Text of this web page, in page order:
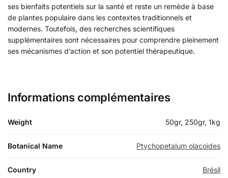
ses bienfaits potentiels sur la santé et reste un remède à base
de plantes populaire dans les contextes traditionnels et
modernes. Toutefois, des recherches scientifiques
supplémentaires sont nécessaires pour comprendre pleinement
ses mécanismes d’action et son potentiel thérapeutique.
Informations complémentaires
Weight 50gr, 250gr, 1kg
Botanical Name Ptychopetalum olacoides
Country Brésil